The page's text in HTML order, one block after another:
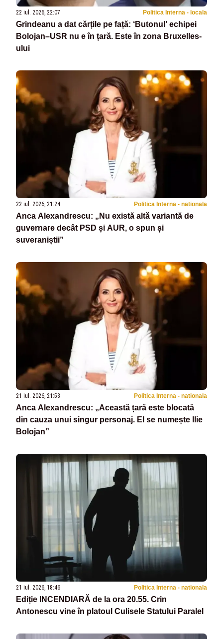
22 iul. 2026, 22:07 Politica Interna - locala
Grindeanu a dat cărțile pe față: ‘Butonul’ echipei
Bolojan–USR nu e în țară. Este în zona Bruxelles-
ului
22 iul. 2026, 21:24 Politica Interna - nationala
Anca Alexandrescu: „Nu există altă variantă de
guvernare decât PSD și AUR, o spun și
suveraniștii”
21 iul. 2026, 21:53 Politica Interna - nationala
Anca Alexandrescu: „Această țară este blocată
din cauza unui singur personaj. El se numește Ilie
Bolojan”
21 iul. 2026, 18:46 Politica Interna - nationala
Ediție INCENDIARĂ de la ora 20.55. Crin
Antonescu vine în platoul Culisele Statului Paralel